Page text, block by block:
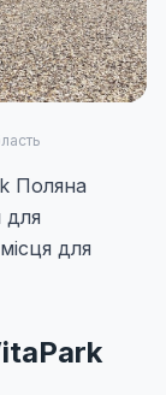
Поляна
для
для